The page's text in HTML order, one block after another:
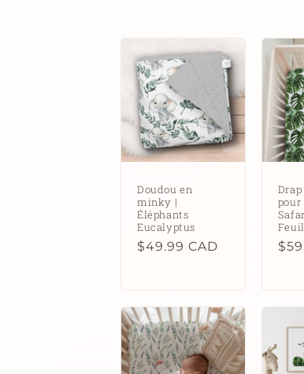
Doudou en
minky |
Éléphants
Eucalyptus
Prix
$49.99 CAD
pour
Prix